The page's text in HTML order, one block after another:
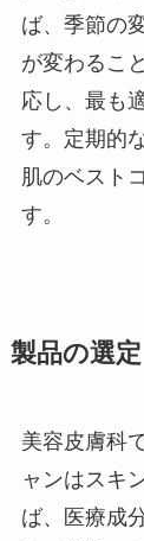
ば、季節の
が変わるこ
応し、最も
す。定期的
肌のベスト
す。
製品の選定
美容皮膚科
ャンはスキ
ば、医療成